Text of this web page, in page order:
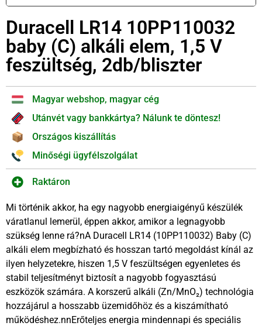
Duracell LR14 10PP110032
baby (C) alkáli elem, 1,5 V
feszültség, 2db/bliszter
Magyar webshop, magyar cég
Utánvét vagy bankkártya? Nálunk te döntesz!
Országos kiszállítás
Minőségi ügyfélszolgálat
Raktáron
Mi történik akkor, ha egy nagyobb energiaigényű készülék
váratlanul lemerül, éppen akkor, amikor a legnagyobb
szükség lenne rá?nA Duracell LR14 (10PP110032) Baby (C)
alkáli elem megbízható és hosszan tartó megoldást kínál az
ilyen helyzetekre, hiszen 1,5 V feszültségen egyenletes és
stabil teljesítményt biztosít a nagyobb fogyasztású
eszközök számára. A korszerű alkáli (Zn/MnO₂) technológia
hozzájárul a hosszabb üzemidőhöz és a kiszámítható
működéshez.nnErőteljes energia mindennapi és speciális